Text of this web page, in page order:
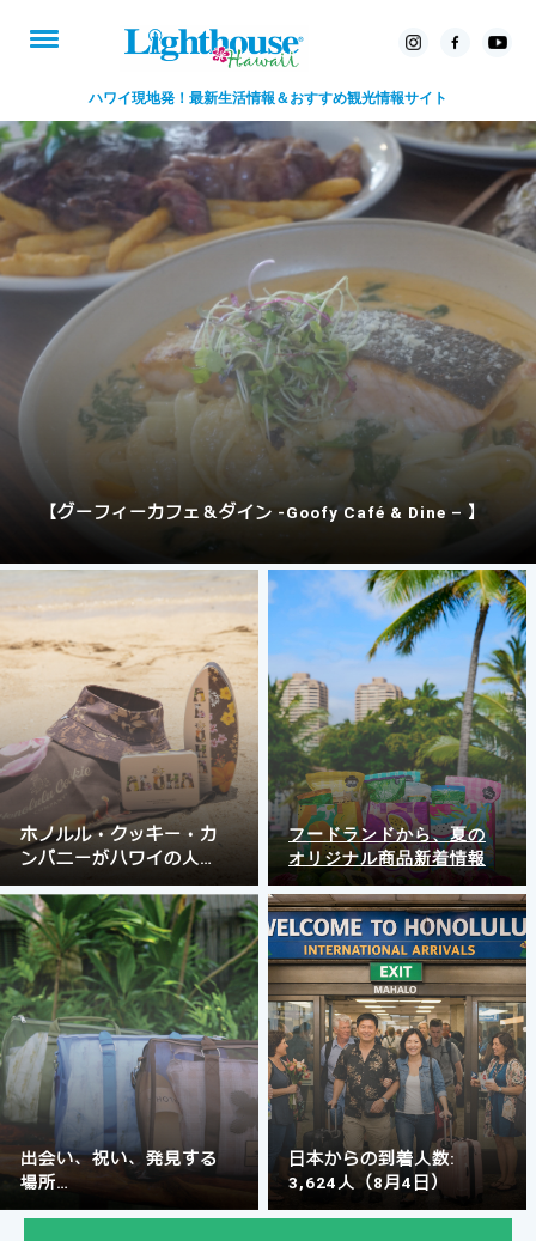
ハワイ現地発！最新生活情報＆おすすめ観光情報サイト
【グーフィーカフェ＆ダイン -Goofy Café & Dine – 】
ホノルル・クッキー・カ
ンパニーがハワイの人気
アーティスト「Aloha De
Mele」とコラボレーショ
ン
フードランドから、夏の
オリジナル商品新着情報
出会い、祝い、発見する
場所
ロイヤル・ハワイアン・
日本からの到着人数:
3,624人（8月4日）